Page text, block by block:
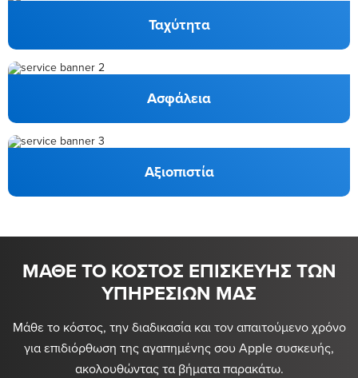
Ταχύτητα
Ασφάλεια
Αξιοπιστία
ΜΑΘΕ ΤΟ ΚΟΣΤΟΣ ΕΠΙΣΚΕΥΗΣ ΤΩΝ
ΥΠΗΡΕΣΙΩΝ ΜΑΣ
Μάθε το κόστος, την διαδικασία και τον απαιτούμενο χρόνο
για επιδιόρθωση της αγαπημένης σου Apple συσκευής,
ακολουθώντας τα βήματα παρακάτω.